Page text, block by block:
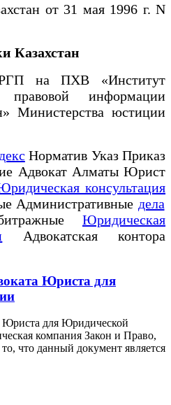
от 31 мая 1996 г. N
Казахстан
ПХВ «Институт
правовой информации
Министерства юстиции
Норматив Указ Приказ
Адвокат Алматы Юрист
консультация
Административные дела
Юридическая
Адвокатская контора
Юриста для
Юриста для Юридической
компания Закон и Право,
что данный документ является